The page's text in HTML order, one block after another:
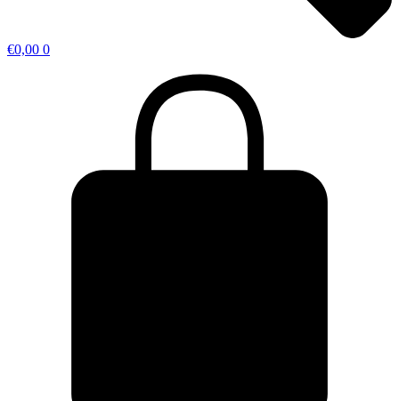
€0,00 0